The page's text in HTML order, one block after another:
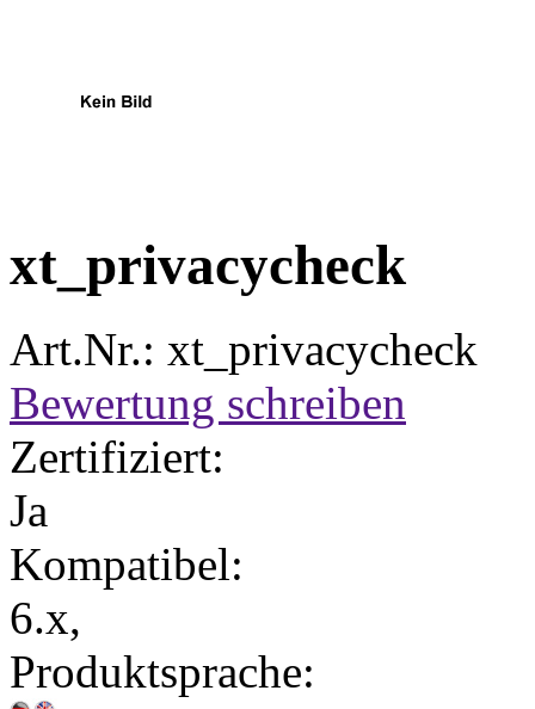
xt_privacycheck
Art.Nr.: xt_privacycheck
Bewertung schreiben
Zertifiziert:
Ja
Kompatibel:
6.x,
Produktsprache: